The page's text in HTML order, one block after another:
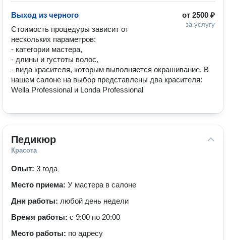
от 2500 ₽
за услугу
Выход из черного
Стоимость процедуры зависит от
нескольких параметров:
- категории мастера,
- длины и густоты волос,
- вида красителя, которым выполняется окрашивание. В
нашем салоне на выбор представлены два красителя:
Wella Professional и Londa Professional
Педикюр
Красота
Опыт: 3 года
Место приема: У мастера в салоне
Дни работы: любой день недели
Время работы: с 9:00 по 20:00
Место работы: по адресу